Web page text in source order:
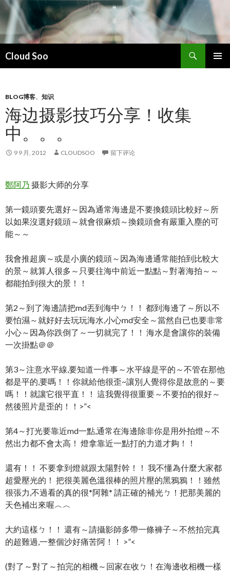
Cloud Soo
索
文
BLOG博客、 知识
海边摄影技巧分享！收集
中。。。
9 9 月, 2012 CLOUDSOO 留下评论
鄭阿乃 摄影大师的分享
第一鏡頭要先選好～因為通常海邊是不要換鏡頭比較好～所
以如果沒選好鏡頭～就會很麻煩～換鏡頭會有嚴重入塵的可
能～～
我會推超廣～或是小廣的鏡頭～因為海邊通常能拍到比較大
的景～就算人很多～只要往海中前近一點點～對著海拍～～
都能拍到很大的景！！
第2～到了海邊請把md丟到海中ㄅ！！ 都到海邊了～所以不
要怕濕～就好好去玩玩海水,小心md安全～當然自已也要非常
小心～因為你跌倒了～一切就完了 ！！ 海水是會讓你的裝備
一次掛點＠＠
第3～注意水平線,要知道一件事～水平線是平的～不管在那他
都是平的,要嗎！！你就給他很歪~讓別人覺得你是故意的～要
嗎！！就讓它很平直！！ 這我覺得很重要～不要拍的很好～
然後照片是歪的！！>”<
第4～打光要靠近md一點,通常在海邊除非你是用外拍燈 ～不
然出力都不會太高！ 燈拿靠近一點打的力道才夠！！
還有！！ 不要拿到燈就跟太陽對幹！！ 我不懂為什麼大家都
超愛壓光的！ 把很美麗色溫很棒的照片壓的黑鴉鴉！！雖然
很張力,不過看的真的很*阿雜* 請正確的補光ㄅ！把那美麗的
天色補出來喔︿︿
大約這樣ㄅ！！ 還有～請攝影師多帶一條褲子～不然拍完真
的超難過,一整個沙好痛苦阿！！ >”<
(對了～對了～拍完的相機～回家在收ㄅ！在海邊收相機一樣